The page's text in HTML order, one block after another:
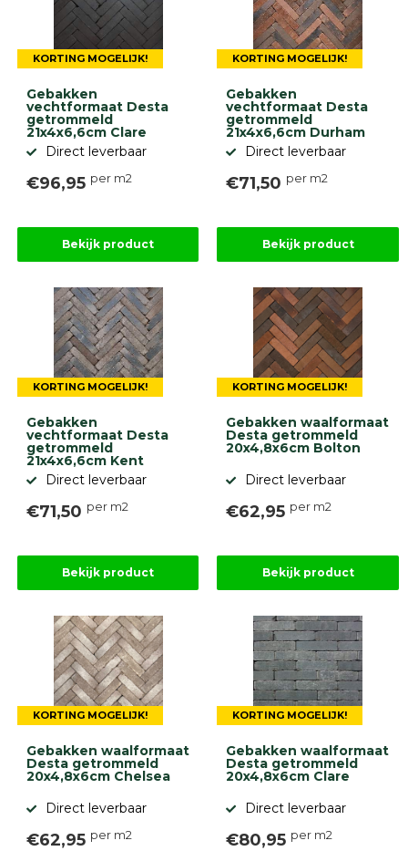
diversen
Beplantings
betonelementen
Kunstgras
Aanbiedingen
(informatie)
9.1
gebaseerd
ervaringen
KORTING MOGELIJK!
Gebakken
vechtformaat Desta
getrommeld
21x4x6,6cm Clare
Direct leverbaar
€96,95 per m2
Bekijk product
KORTING MOGELIJK!
Gebakken
vechtformaat Desta
getrommeld
21x4x6,6cm Durham
Direct leverbaar
€71,50 per m2
Bekijk product
KORTING MOGELIJK!
Gebakken
vechtformaat Desta
getrommeld
21x4x6,6cm Kent
Direct leverbaar
€71,50 per m2
Bekijk product
KORTING MOGELIJK!
Gebakken waalformaat
Desta getrommeld
20x4,8x6cm Bolton
Direct leverbaar
€62,95 per m2
Bekijk product
KORTING MOGELIJK!
Gebakken waalformaat
Desta getrommeld
20x4,8x6cm Chelsea
Direct leverbaar
€62,95 per m2
KORTING MOGELIJK!
Gebakken waalformaat
Desta getrommeld
20x4,8x6cm Clare
Direct leverbaar
€80,95 per m2